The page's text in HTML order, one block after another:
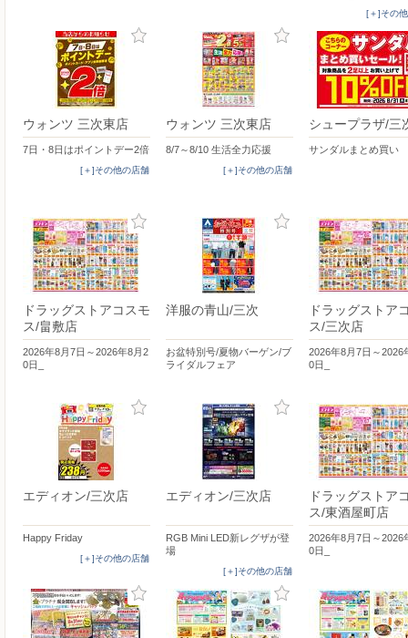
[＋]その
ウォンツ 三次東店
7日・8日はポイントデー2倍
[＋]その他の店舗
ウォンツ 三次東店
8/7～8/10 生活全力応援
[＋]その他の店舗
シュープラザ/三
サンダルまとめ買い
ドラッグストアコスモ
ス/畠敷店
2026年8月7日～2026年8月2
0日_
洋服の青山/三次
お盆特別号/夏物バーゲン/ブ
ライダルフェア
ドラッグストア
ス/三次店
2026年8月7日～2026
0日_
エディオン/三次店
Happy Friday
[＋]その他の店舗
エディオン/三次店
RGB Mini LED新レグザが登
場
[＋]その他の店舗
ドラッグストア
ス/東酒屋町店
2026年8月7日～2026
0日_